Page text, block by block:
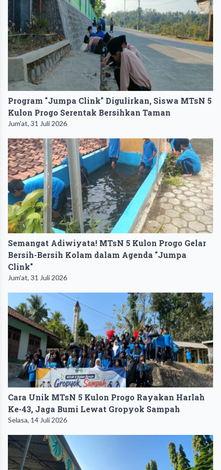
Program "Jumpa Clink" Digulirkan, Siswa MTsN 5
Kulon Progo Serentak Bersihkan Taman
Jum'at, 31 Juli 2026
Semangat Adiwiyata! MTsN 5 Kulon Progo Gelar
Bersih-Bersih Kolam dalam Agenda "Jumpa
Clink"
Jum'at, 31 Juli 2026
Cara Unik MTsN 5 Kulon Progo Rayakan Harlah
Ke-43, Jaga Bumi Lewat Gropyok Sampah
Selasa, 14 Juli 2026